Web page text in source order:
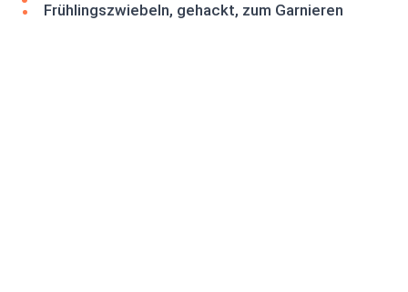
Frühlingszwiebeln, gehackt, zum Garnieren